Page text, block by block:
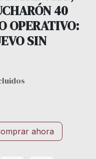
40
OPERATIVO:
SIN
ahora